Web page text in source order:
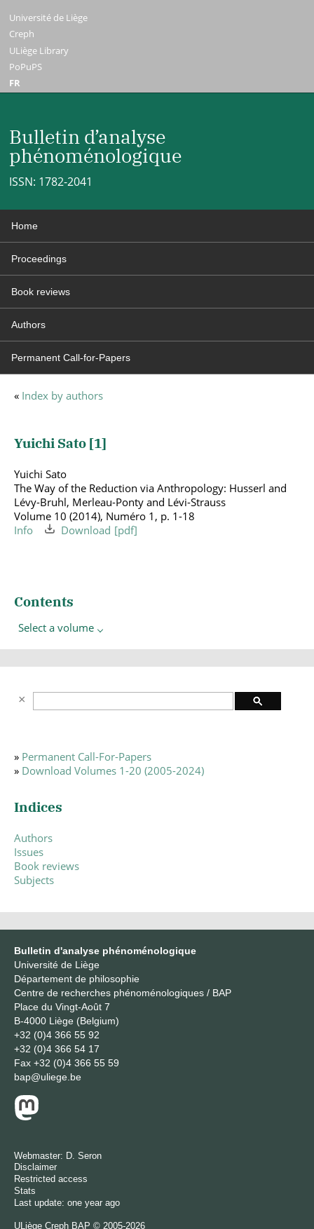
Université de Liège
Creph
ULiège Library
PoPuPS
FR
Bulletin d’analyse
phénoménologique
ISSN: 1782-2041
Home
Proceedings
Book reviews
Authors
Permanent Call-for-Papers
« Index by authors
Yuichi Sato [1]
Yuichi Sato
The Way of the Reduction via Anthropology: Husserl and
Lévy-Bruhl, Merleau-Ponty and Lévi-Strauss
Volume 10 (2014), Numéro 1, p. 1-18
Info
Download
Contents
Select a volume
» Permanent Call-For-Papers
» Download Volumes 1-20 (2005-2024)
Indices
Authors
Issues
Book reviews
Subjects
Bulletin d'analyse phénoménologique
Université de Liège
Département de philosophie
Centre de recherches phénoménologiques / BAP
Place du Vingt-Août 7
B-4000 Liège (Belgium)
+32 (0)4 366 55 92
+32 (0)4 366 54 17
Fax +32 (0)4 366 55 59
bap@uliege.be
Webmaster: D. Seron
Disclaimer
Restricted access
Stats
Last update: one year ago
ULiège Creph BAP © 2005-2026